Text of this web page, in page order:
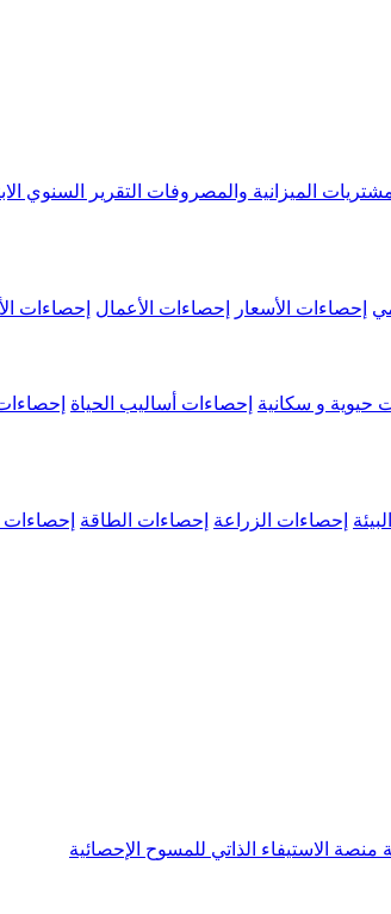
الميزانية والمصروفات التقرير السنوي
إحصاءات الأسعار إحصاءات الأعمال إحصاءات
حيوية و سكانية إحصاءات أساليب الحياة
إحصاءات الزراعة إحصاءات الطاقة إحصاءات
منصة الاستيفاء الذاتي للمسوح الإحصائية